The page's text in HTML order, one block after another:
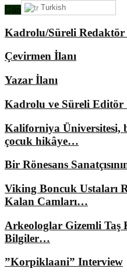
Gündemimizde Ne Var?
Kadrolu/Süreli Redaktör
Çevirmen İlanı
Yazar İlanı
Kadrolu ve Süreli Editör
Kaliforniya Üniversitesi,
çocuk hikâye…
Bir Rönesans
Viking Boncuk Ustaları
Kalan Camları…
Arkeologlar Gizemli Taş
Bilgiler…
”Korpiklaani” Interview
Turkish